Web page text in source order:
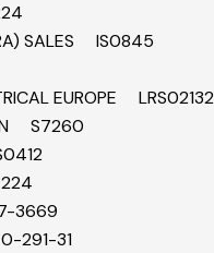
SALES IS0845
EUROPE LRS02132
S7260
3669
291-31